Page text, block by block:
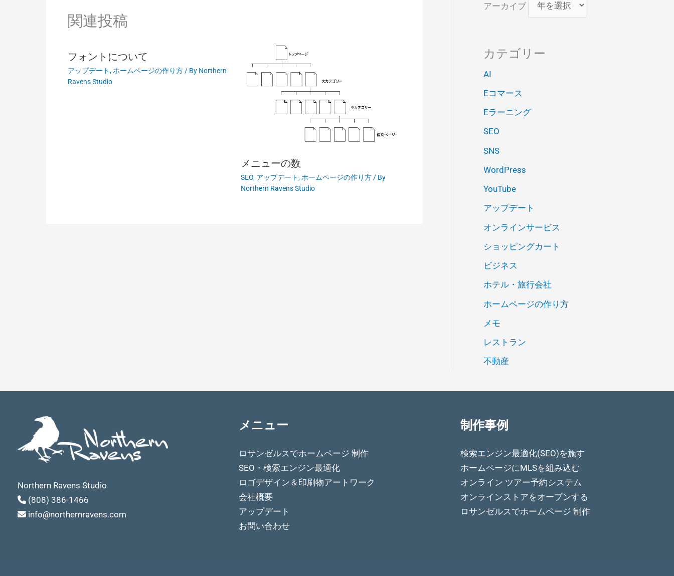
関連投稿
フォントについて
アップデート, ホームページの作り方/ By Northern
Ravens Studio
メニューの数
SEO, アップデート,ホームページの作り方/ By
Northern Ravens Studio
アーカイブ
カテゴリー
AI
Eコマース
Eラーニング
SEO
SNS
WordPress
YouTube
アップデート
オンラインサービス
ショッピングカート
ビジネス
ホテル・旅行会社
ホームページの作り方
メモ
レストラン
不動産
Northern Ravens Studio
(808) 386-1466
info@northernravens.com
メニュー
ロサンゼルスでホームページ 制作
SEO・検索エンジン最適化
ロゴデザイン＆印刷物アートワーク
会社概要
アップデート
お問い合わせ
制作事例
検索エンジン最適化(SEO)を施す
ホームページにMLSを組み込む
オンライン ツアー予約システム
オンラインストアをオープンする
ロサンゼルスでホームページ 制作